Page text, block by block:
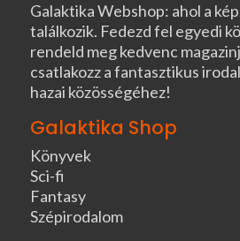
Galaktika Webshop: ahol a
találkozik. Fedezd fel egyedi
rendeld meg kedvenc
csatlakozz a fantasztikus
hazai közösségéhez!
Galaktika Shop
Könyvek
Sci-fi
Fantasy
Szépirodalom